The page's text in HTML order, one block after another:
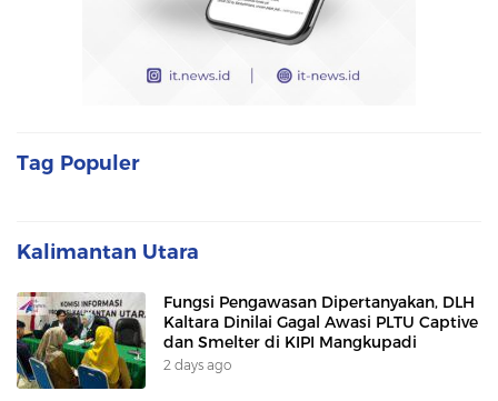
Tag Populer
Kalimantan Utara
Fungsi Pengawasan Dipertanyakan, DLH
Kaltara Dinilai Gagal Awasi PLTU Captive
dan Smelter di KIPI Mangkupadi
2 days ago